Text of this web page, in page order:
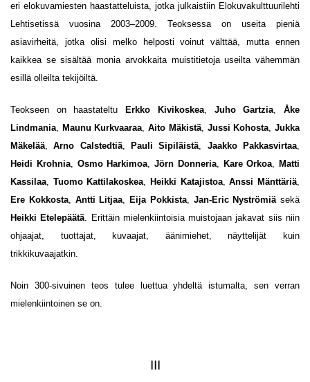
eri elokuvamiesten haastatteluista, jotka julkaistiin Elokuvakulttuurilehti
Lehtisetissä vuosina 2003–2009. Teoksessa on useita pieniä
asiavirheitä, jotka olisi melko helposti voinut välttää, mutta ennen
kaikkea se sisältää monia arvokkaita muistitietoja useilta vähemmän
esillä olleilta tekijöiltä.
Teokseen on haastateltu Erkko Kivikoskea, Juho Gartzia,Åke
Lindmania, Maunu Kurkvaaraa,Aito Mäkistä, Jussi Kohosta,Jukka
Mäkelää,Arno Calstedtiä, Pauli Sipiläistä, Jaakko Pakkasvirtaa,
Heidi Krohnia, Osmo Harkimoa, Jörn Donneria, Kare Orkoa, Matti
Kassilaa, Tuomo Kattilakoskea, Heikki Katajistoa,Anssi Mänttäriä,
Ere Kokkosta, Antti Litjaa, Eija Pokkista, Jan-Eric Nyströmiäsekä
Heikki Etelepäätä. Erittäin mielenkiintoisia muistojaan jakavat siis niin
ohjaajat, tuottajat, kuvaajat, äänimiehet, näyttelijät kuin
trikkikuvaajatkin.
Noin 300-sivuinen teos tulee luettua yhdeltä istumalta, sen verran
mielenkiintoinen se on.
III